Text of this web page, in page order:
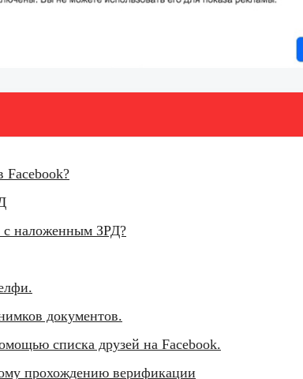
Facebook?
с наложенным ЗРД?
документов.
списка друзей на Facebook.
прохождению верификации